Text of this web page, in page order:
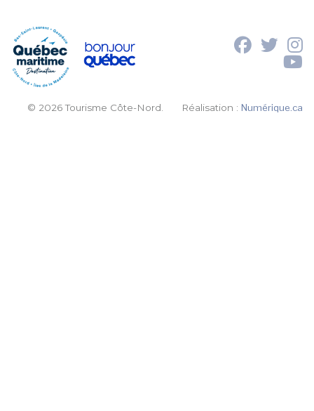
© 2026 Tourisme Côte-Nord. Réalisation :Numérique.ca